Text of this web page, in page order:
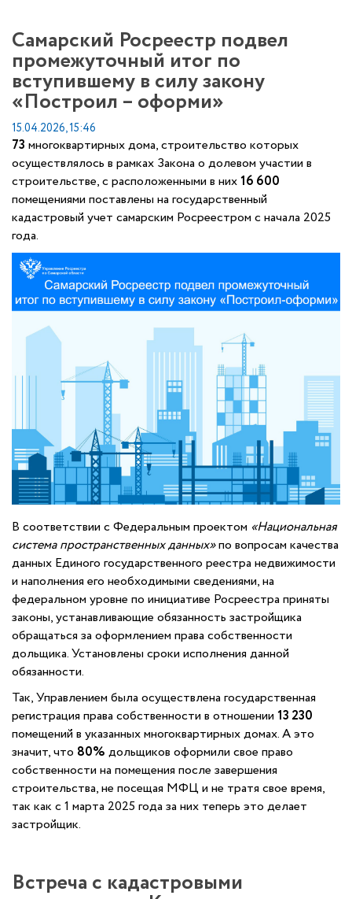
Самарский Росреестр подвел
промежуточный итог по
вступившему в силу закону
«Построил – оформи»
15.04.2026, 15:46
73 многоквартирных дома, строительство которых
осуществлялось в рамках Закона о долевом участии в
строительстве, с расположенными в них16 600
помещениями поставлены на государственный
кадастровый учет самарским Росреестром с начала 2025
года.
В соответствии с Федеральным проектом «Национальная
система пространственных данных»по вопросам качества
данных Единого государственного реестра недвижимости
и наполнения его необходимыми сведениями, на
федеральном уровне по инициативе Росреестра приняты
законы, устанавливающие обязанность застройщика
обращаться за оформлением права собственности
дольщика. Установлены сроки исполнения данной
обязанности.
Так, Управлением была осуществлена государственная
регистрация права собственности в отношении 13 230
помещений в указанных многоквартирных домах. А это
значит, что 80% дольщиков оформили свое право
собственности на помещения после завершения
строительства, не посещая МФЦ и не тратя свое время,
так как с 1 марта 2025 года за них теперь это делает
застройщик.
Встреча с кадастровыми